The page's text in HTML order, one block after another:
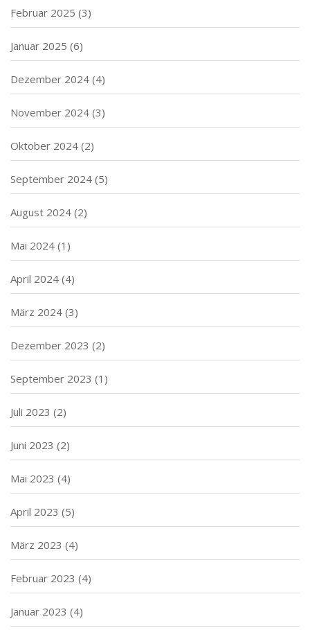
Februar 2025 (3)
Januar 2025 (6)
Dezember 2024 (4)
November 2024 (3)
Oktober 2024 (2)
September 2024 (5)
August 2024 (2)
Mai 2024 (1)
April 2024 (4)
März 2024 (3)
Dezember 2023 (2)
September 2023 (1)
Juli 2023 (2)
Juni 2023 (2)
Mai 2023 (4)
April 2023 (5)
März 2023 (4)
Februar 2023 (4)
Januar 2023 (4)